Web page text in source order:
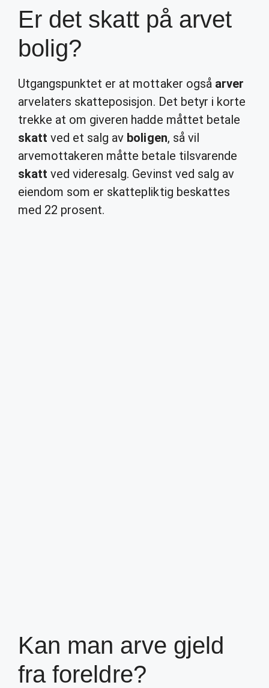
Er det skatt på arvet
bolig?
Utgangspunktet er at mottaker også arver
arvelaters skatteposisjon. Det betyr i korte
trekke at om giveren hadde måttet betale
skatt ved et salg av boligen, så vil
arvemottakeren måtte betale tilsvarende
skatt ved videresalg. Gevinst ved salg av
eiendom som er skattepliktig beskattes
med 22 prosent.
Kan man arve gjeld
fra foreldre?